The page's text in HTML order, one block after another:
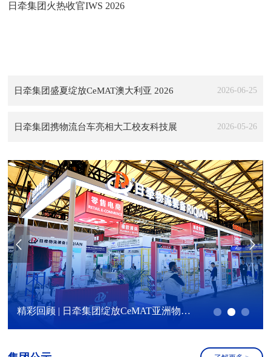
日牵集团火热收官IWS 2026
2026-06-25
日牵集团盛夏绽放CeMAT澳大利亚 2026
2026-05-26
日牵集团携物流台车亮相大工校友科技展
精彩回顾 | 日牵集团绽放CeMAT亚洲物流展！